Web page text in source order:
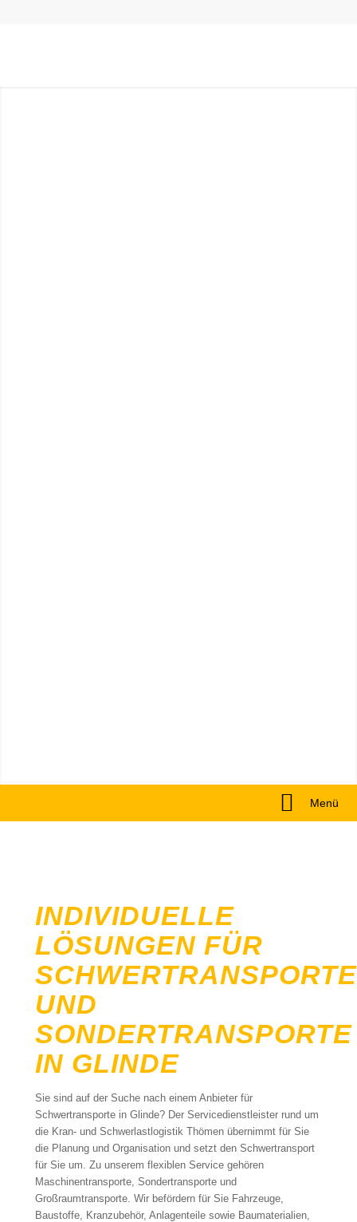
Menü
INDIVIDUELLE
LÖSUNGEN FÜR
SCHWERTRANSPORTE
UND
SONDERTRANSPORTE
IN GLINDE
Sie sind auf der Suche nach einem Anbieter für
Schwertransporte in Glinde? Der Servicedienstleister rund um
die Kran- und Schwerlastlogistik Thömen übernimmt für Sie
die Planung und Organisation und setzt den Schwertransport
für Sie um. Zu unserem flexiblen Service gehören
Maschinentransporte, Sondertransporte und
Großraumtransporte. Wir befördern für Sie Fahrzeuge,
Baustoffe, Kranzubehör, Anlagenteile sowie Baumaterialien,